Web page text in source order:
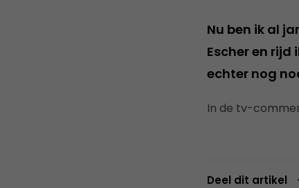
Nu ben ik al
Escher en rijd
echter nog
In de tv-
Deel dit artikel